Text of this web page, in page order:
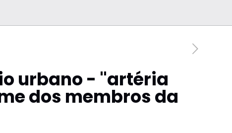
urbano - "artéria
dos membros da